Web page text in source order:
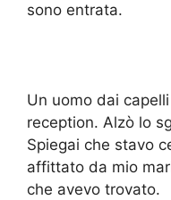
sono entrata.
Un uomo dai
reception. Alzò lo
Spiegai che stavo
affittato da mio
che avevo trovato.